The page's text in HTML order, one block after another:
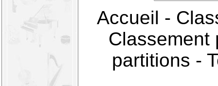
Accueil -
Classement
partitions -